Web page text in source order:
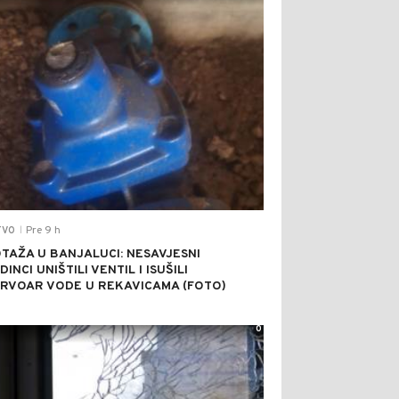
Pre 9 h
U BANJALUCI: NESAVJESNI
UNIŠTILI VENTIL I ISUŠILI
VODE U REKAVICAMA (FOTO)
0